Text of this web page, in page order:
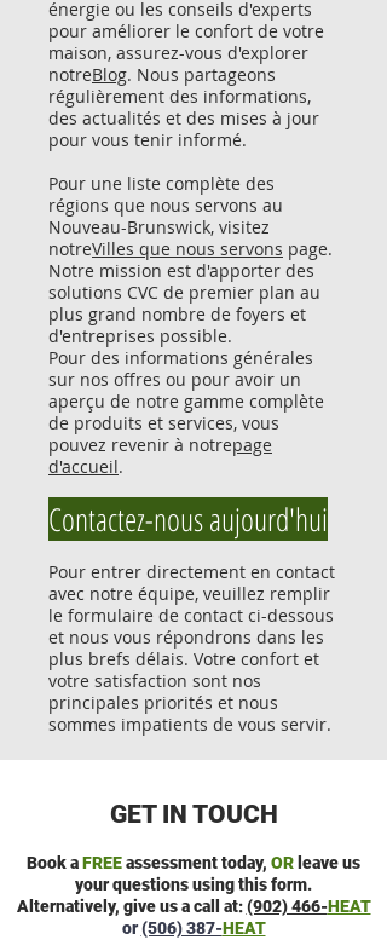
énergie ou les conseils d'experts
pour améliorer le confort de votre
maison, assurez-vous d'explorer
notreBlog. Nous partageons
régulièrement des informations,
des actualités et des mises à jour
pour vous tenir informé.
Pour une liste complète des
régions que nous servons au
Nouveau-Brunswick, visitez
notreVilles que nous servons page.
Notre mission est d'apporter des
solutions CVC de premier plan au
plus grand nombre de foyers et
d'entreprises possible.
Pour des informations générales
sur nos offres ou pour avoir un
aperçu de notre gamme complète
de produits et services, vous
pouvez revenir à notrepage
d'accueil.
Contactez-nous aujourd'hui
Pour entrer directement en contact
avec notre équipe, veuillez remplir
le formulaire de contact ci-dessous
et nous vous répondrons dans les
plus brefs délais. Votre confort et
votre satisfaction sont nos
principales priorités et nous
sommes impatients de vous servir.
GET IN TOUCH
Book aFREEassessment today, OR leave us
your questions using this form.
Alternatively, give us a call at:(902) 466-HEAT
or(506) 387-HEAT